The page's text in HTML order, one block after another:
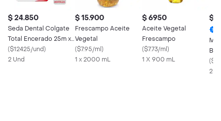
$ 24.850
Seda Dental Colgate
Total Encerado 25m x
2und
($12425/und)
2 Und
$ 15.900
Frescampo Aceite
Vegetal
($7.95/ml)
1 x 2000 mL
$ 6950
Aceite Vegetal
Frescampo
($7.73/ml)
1 X 900 mL
$
(